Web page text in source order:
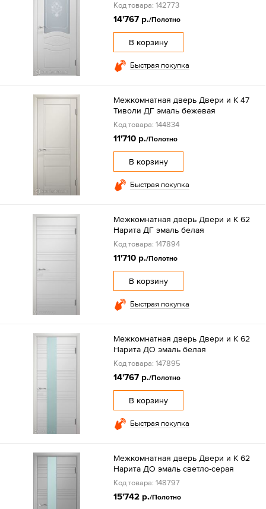
Код товара: 142773
14'767 р./Полотно
В корзину
Быстрая покупка
Межкомнатная дверь Двери и К 47
Тиволи ДГ эмаль бежевая
Код товара: 144834
11'710 р./Полотно
В корзину
Быстрая покупка
Межкомнатная дверь Двери и К 62
Нарита ДГ эмаль белая
Код товара: 147894
11'710 р./Полотно
В корзину
Быстрая покупка
Межкомнатная дверь Двери и К 62
Нарита ДО эмаль белая
Код товара: 147895
14'767 р./Полотно
В корзину
Быстрая покупка
Межкомнатная дверь Двери и К 62
Нарита ДО эмаль светло-серая
Код товара: 148797
15'742 р./Полотно